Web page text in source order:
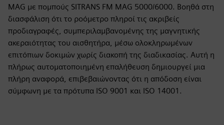
MAG με πομπούς SITRANS FM MAG 5000/6000. Βοηθά στη
διασφάλιση ότι το ροόμετρο πληροί τις ακριβείς
προδιαγραφές, συμπεριλαμβανομένης της μαγνητικής
ακεραιότητας του αισθητήρα, μέσω ολοκληρωμένων
επιτόπιων δοκιμών χωρίς διακοπή της διαδικασίας. Αυτή η
πλήρως αυτοματοποιημένη επαλήθευση δημιουργεί μια
πλήρη αναφορά, επιβεβαιώνοντας ότι η απόδοση είναι
σύμφωνη με τα πρότυπα ISO 9001 και ISO 14001.